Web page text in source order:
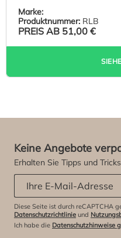
Marke:
Produktnummer: RLB
PREIS AB 51,00 €
Keine Angebote
Erhalten Sie Tipps und
Diese Seite ist durch reCAPTCHA
Datenschutzrichtlinie und
Ich habe die Datenschutzhinweise